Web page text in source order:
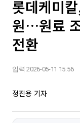
롯데케미
원…원료
전환
입력 2026-05-11 15:56
정진용 기자